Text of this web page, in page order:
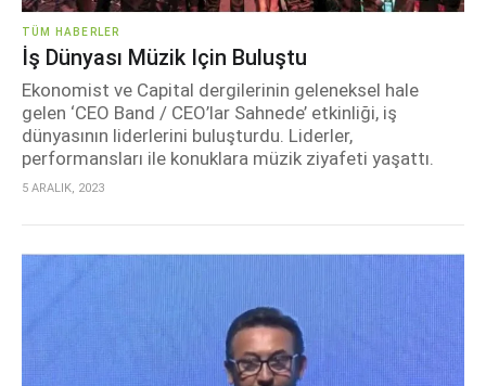
TÜM HABERLER
İş Dünyası Müzik Için Buluştu
Ekonomist ve Capital dergilerinin geleneksel hale
gelen ‘CEO Band / CEO’lar Sahnede’ etkinliği, iş
dünyasının liderlerini buluşturdu. Liderler,
performansları ile konuklara müzik ziyafeti yaşattı.
5 ARALIK, 2023